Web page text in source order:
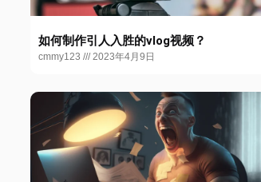
如何制作引人入胜的vlog视频？
cmmy123 2023年4月9日